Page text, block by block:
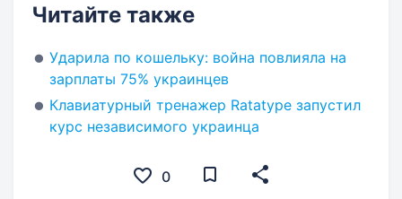
Читайте также
Ударила по кошельку: война повлияла на
зарплаты 75% украинцев
Клавиатурный тренажер Ratatype запустил
курс независимого украинца
0